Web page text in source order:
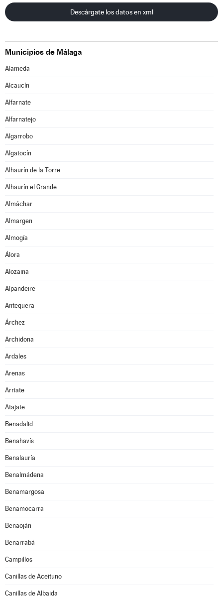
Descárgate los datos en xml
Municipios de Málaga
Alameda
Alcaucín
Alfarnate
Alfarnatejo
Algarrobo
Algatocín
Alhaurín de la Torre
Alhaurín el Grande
Almáchar
Almargen
Almogía
Álora
Alozaina
Alpandeire
Antequera
Árchez
Archidona
Ardales
Arenas
Arriate
Atajate
Benadalid
Benahavís
Benalauría
Benalmádena
Benamargosa
Benamocarra
Benaoján
Benarrabá
Campillos
Canillas de Aceituno
Canillas de Albaida